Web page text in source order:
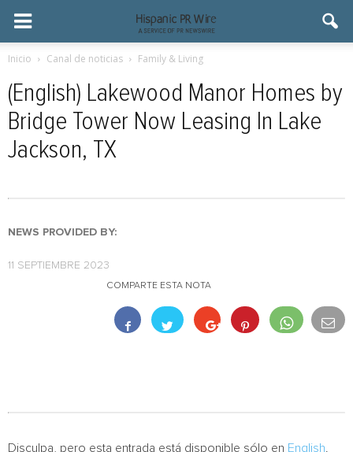
Inicio Canal de noticias Family & Living
(English) Lakewood Manor Homes by
Bridge Tower Now Leasing In Lake
Jackson, TX
NEWS PROVIDED BY:
11 SEPTIEMBRE 2023
COMPARTE ESTA NOTA
Disculpa, pero esta entrada está disponible sólo en English